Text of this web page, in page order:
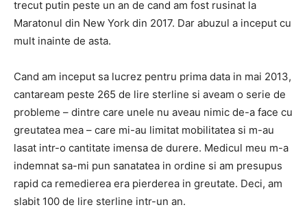
trecut putin peste un an de cand am fost rusinat la
Maratonul din New York din 2017. Dar abuzul a inceput cu
mult inainte de asta.
Cand am inceput sa lucrez pentru prima data in mai 2013,
cantaream peste 265 de lire sterline si aveam o serie de
probleme – dintre care unele nu aveau nimic de-a face cu
greutatea mea – care mi-au limitat mobilitatea si m-au
lasat intr-o cantitate imensa de durere. Medicul meu m-a
indemnat sa-mi pun sanatatea in ordine si am presupus
rapid ca remedierea era pierderea in greutate. Deci, am
slabit 100 de lire sterline intr-un an.